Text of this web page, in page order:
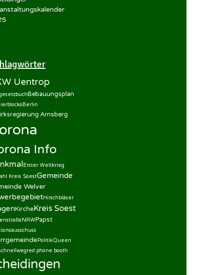
Uentrop
Bebauungsplan
Berlin
Arnsberg
Info
Erster Weltkrieg
Kreis SoestGemeinde
Welver
Hirschbläser
KircheKreis Soest
NRWPapst
PolitikQueen
red phone booth